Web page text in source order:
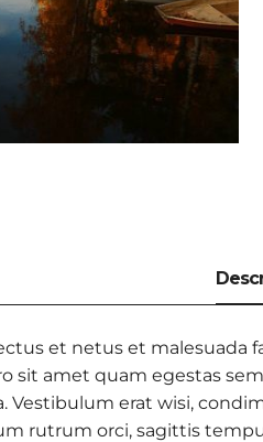
et netus et malesuada
sit amet quam egestas
Vestibulum erat wisi,
rutrum orci, sagittis